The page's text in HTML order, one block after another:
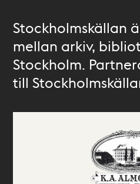
Stockholmskällan
mellan arkiv,
Stockholm.
till